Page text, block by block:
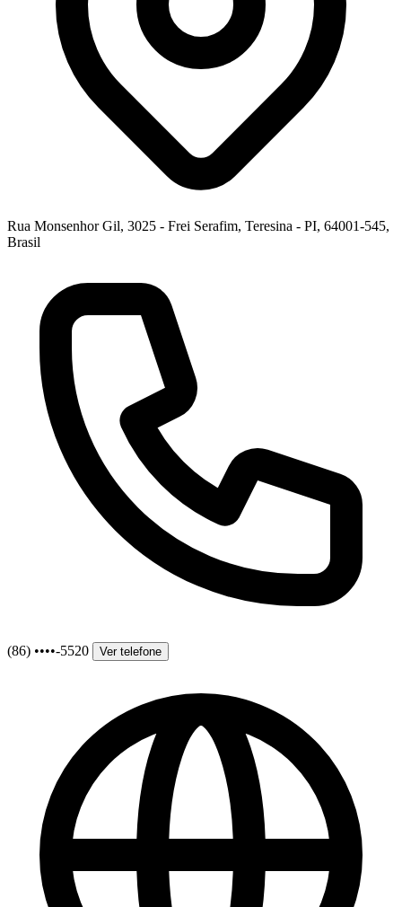
Rua Monsenhor Gil, 3025 - Frei Serafim, Teresina - PI, 64001-545,
Brasil
(86) ••••-5520 Ver telefone